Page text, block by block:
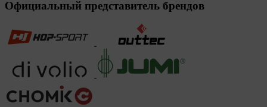
Официальный представитель брендов